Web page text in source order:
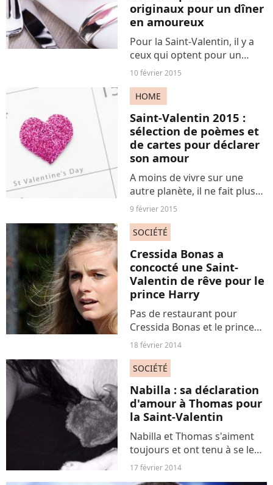
originaux pour un dîner
en amoureux
Pour la Saint-Valentin, il y a
ceux qui optent pour un
dîner aux chandelles fait
aller au restaurant. Pour les
amateurs de gastronomie,
voici une sélection...
10 février 2015
HOME
Saint-Valentin 2015 :
sélection de poèmes et
de cartes pour déclarer
son amour
A moins de vivre sur une
autre planète, il ne fait plus
aucun doute que la Saint-
pas. Pour autant, vous n’avez
toujours pas déniché le
cadeau idéal pour...
9 février 2015
SOCIÉTÉ
Cressida Bonas a
concocté une Saint-
Valentin de rêve pour le
prince Harry
Pas de restaurant pour
Cressida Bonas et le prince
Harry le soir de la Saint-
24 ans a été aperçue
vendredi 14 février chez
Marks & Spencer en train de
faire...
18 février 2014
SOCIÉTÉ
Nabilla : sa déclaration
d'amour à Thomas pour
la Saint-Valentin
Nabilla et Thomas s'aiment
toujours et ont tenu à se le
dire sur Twitter le jour de la
17 février 2014